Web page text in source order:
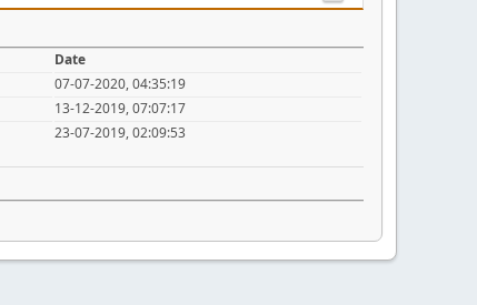
Date
07-07-2020, 04:35:19
13-12-2019, 07:07:17
23-07-2019, 02:09:53